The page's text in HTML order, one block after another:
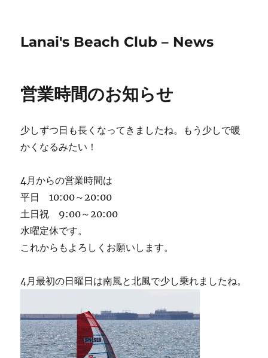
Lanai's Beach Club – News
営業時間のお知らせ
少しずつ日も長くなってきましたね。もう少しで暖
かくなるみたい！
4月からの営業時間は
平日 10:00～20:00
土日祝 9:00～20:00
水曜定休です。
これからもよろしくお願いします。
4月最初の日曜日は南風と北風で少し乗れましたね。